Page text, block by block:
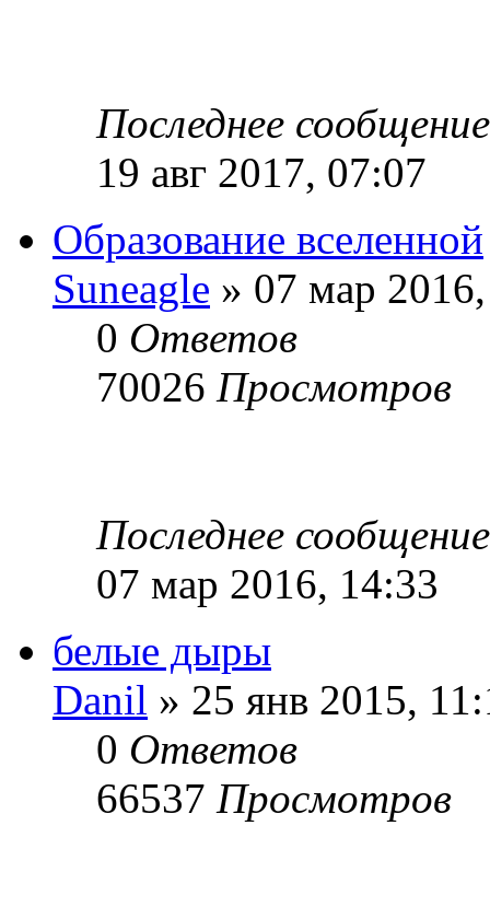
Последнее
19 авг 2017, 07:07
Образование вселенной
Suneagle » 07 мар
0 Ответов
70026 Просмотров
Последнее
07 мар 2016, 14:33
белые дыры
Danil » 25 янв 2015,
0 Ответов
66537 Просмотров